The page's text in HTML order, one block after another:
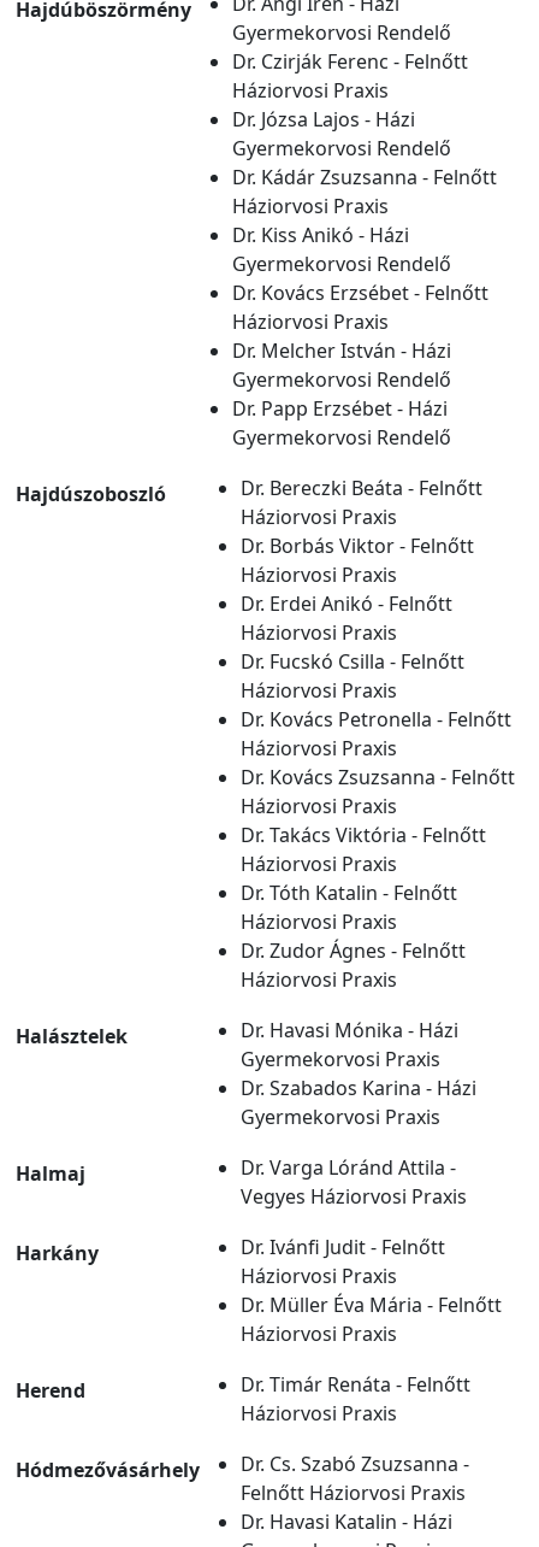
Hajdúböszörmény
Gyermekorvosi Rendelő
Dr. Czirják Ferenc - Felnőtt
Háziorvosi Praxis
Dr. Józsa Lajos - Házi
Gyermekorvosi Rendelő
Dr. Kádár Zsuzsanna - Felnőtt
Háziorvosi Praxis
Dr. Kiss Anikó - Házi
Gyermekorvosi Rendelő
Dr. Kovács Erzsébet - Felnőtt
Háziorvosi Praxis
Dr. Melcher István - Házi
Gyermekorvosi Rendelő
Dr. Papp Erzsébet - Házi
Gyermekorvosi Rendelő
Hajdúszoboszló
Dr. Bereczki Beáta - Felnőtt
Háziorvosi Praxis
Dr. Borbás Viktor - Felnőtt
Háziorvosi Praxis
Dr. Erdei Anikó - Felnőtt
Háziorvosi Praxis
Dr. Fucskó Csilla - Felnőtt
Háziorvosi Praxis
Dr. Kovács Petronella - Felnőtt
Háziorvosi Praxis
Dr. Kovács Zsuzsanna - Felnőtt
Háziorvosi Praxis
Dr. Takács Viktória - Felnőtt
Háziorvosi Praxis
Dr. Tóth Katalin - Felnőtt
Háziorvosi Praxis
Dr. Zudor Ágnes - Felnőtt
Háziorvosi Praxis
Halásztelek
Dr. Havasi Mónika - Házi
Gyermekorvosi Praxis
Dr. Szabados Karina - Házi
Gyermekorvosi Praxis
Halmaj
Dr. Varga Lóránd Attila -
Vegyes Háziorvosi Praxis
Harkány
Dr. Ivánfi Judit - Felnőtt
Háziorvosi Praxis
Dr. Müller Éva Mária - Felnőtt
Háziorvosi Praxis
Herend
Dr. Timár Renáta - Felnőtt
Háziorvosi Praxis
Hódmezővásárhely
Dr. Cs. Szabó Zsuzsanna -
Felnőtt Háziorvosi Praxis
Dr. Havasi Katalin - Házi